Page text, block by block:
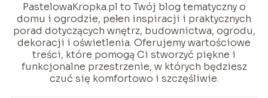
PastelowaKropka.pl to Twój blog tematyczny o
domu i ogrodzie, pełen inspiracji i praktycznych
porad dotyczących wnętrz, budownictwa, ogrodu,
dekoracji i oświetlenia. Oferujemy wartościowe
treści, które pomogą Ci stworzyć piękne i
funkcjonalne przestrzenie, w których będziesz
czuć się komfortowo i szczęśliwie.